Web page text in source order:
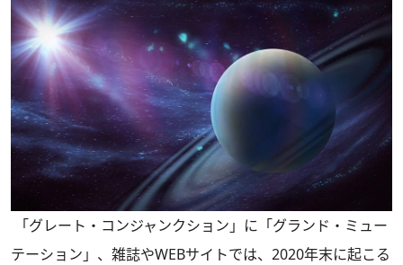
「グレート・コンジャンクション」に「グランド・ミュー
テーション」、雑誌やWEBサイトでは、2020年末に起こる